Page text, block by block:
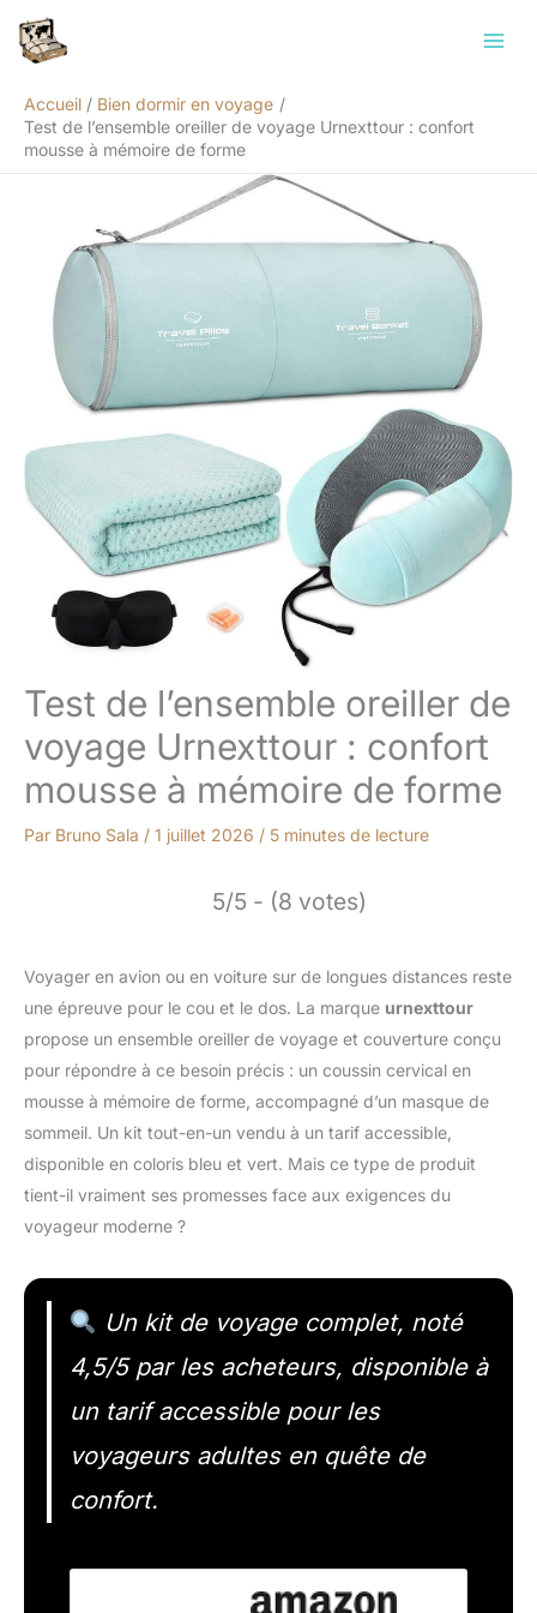
Accueil
Bien dormir en voyage
Test de l’ensemble oreiller de voyage Urnexttour : confort
mousse à mémoire de forme
Test de l’ensemble oreiller de
voyage Urnexttour : confort
mousse à mémoire de forme
Par Bruno Sala / 1 juillet 2026 / 5 minutes de lecture
5/5 - (8 votes)
Voyager en avion ou en voiture sur de longues distances reste
une épreuve pour le cou et le dos. La marque urnexttour
propose un ensemble oreiller de voyage et couverture conçu
pour répondre à ce besoin précis : un coussin cervical en
mousse à mémoire de forme, accompagné d’un masque de
sommeil. Un kit tout-en-un vendu à un tarif accessible,
disponible en coloris bleu et vert. Mais ce type de produit
tient-il vraiment ses promesses face aux exigences du
voyageur moderne ?
Un kit de voyage complet, noté
4,5/5 par les acheteurs, disponible à
un tarif accessible pour les
voyageurs adultes en quête de
confort.
Rechercher